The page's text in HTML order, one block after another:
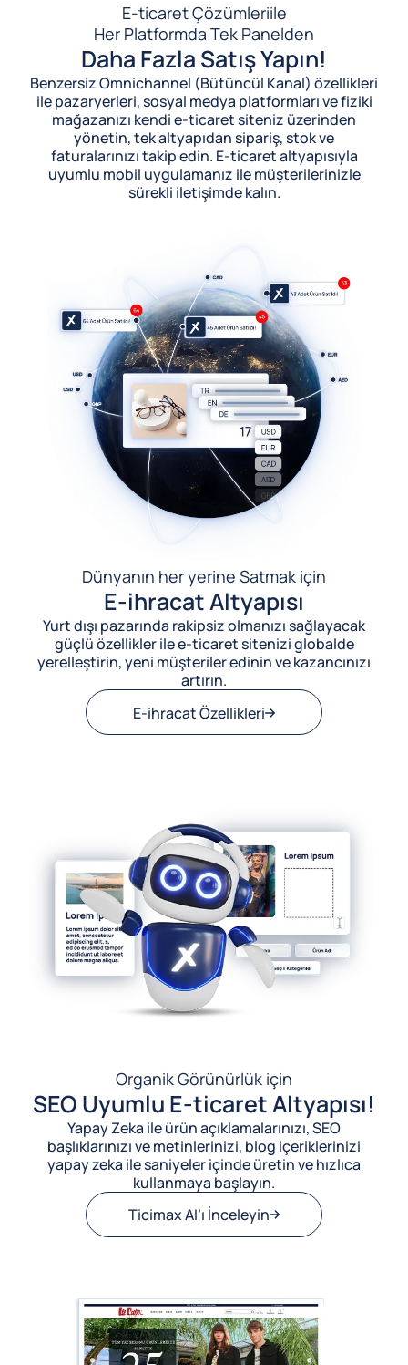
E-ticaret Çözümleriile
Her Platformda Tek Panelden
Daha Fazla Satış Yapın!
Benzersiz Omnichannel (Bütüncül Kanal) özellikleri
ile pazaryerleri, sosyal medya platformları ve fiziki
mağazanızı kendi e-ticaret siteniz üzerinden
yönetin, tek altyapıdan sipariş, stok ve
faturalarınızı takip edin. E-ticaret altyapısıyla
uyumlu mobil uygulamanız ile müşterilerinizle
sürekli iletişimde kalın.
Dünyanın her yerine Satmak için
E-ihracat Altyapısı
Yurt dışı pazarında rakipsiz olmanızı sağlayacak
güçlü özellikler ile e-ticaret sitenizi globalde
yerelleştirin, yeni müşteriler edinin ve kazancınızı
artırın.
E-ihracat Özellikleri
Organik Görünürlük için
SEO Uyumlu E-ticaret Altyapısı!
Yapay Zeka ile ürün açıklamalarınızı, SEO
başlıklarınızı ve metinlerinizi, blog içeriklerinizi
yapay zeka ile saniyeler içinde üretin ve hızlıca
kullanmaya başlayın.
Ticimax AI’ı İnceleyin